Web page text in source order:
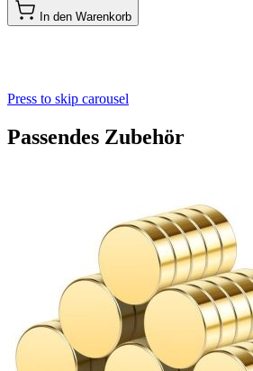
In den Warenkorb
Press to skip carousel
Passendes Zubehör